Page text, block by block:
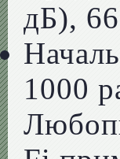
дБ),
1000